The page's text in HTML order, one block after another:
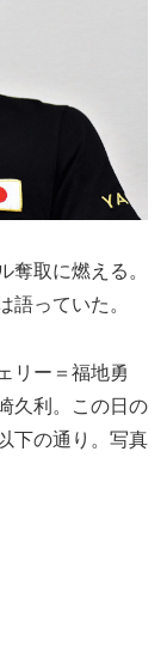
取に燃える。
語っていた。
リー＝福地勇
久利。この日の
下の通り。写真